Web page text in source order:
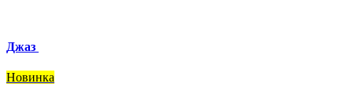
Джаз
Новинка